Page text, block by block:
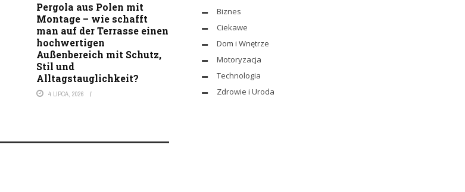
Pergola aus Polen mit
Montage – wie schafft
man auf der Terrasse einen
hochwertigen
Außenbereich mit Schutz,
Stil und
Alltagstauglichkeit?
4 LIPCA, 2026
Biznes
Ciekawe
Dom i Wnętrze
Motoryzacja
Technologia
Zdrowie i Uroda